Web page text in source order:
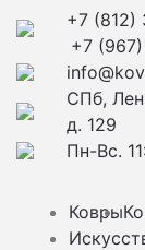
+7 (812)
+7
СПб,
д. 129
Пн-Вс.
Ковры